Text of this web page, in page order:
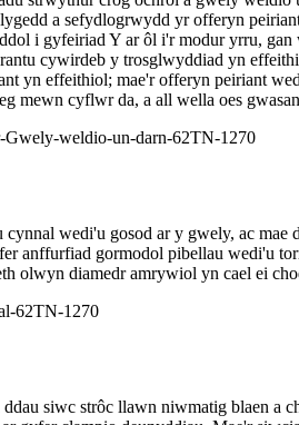
a sefydlogrwydd yr offeryn
i gyfeiriad Y ar ôl i'r modur yrru,
cywirdeb y trosglwyddiad yn
yn effeithiol; mae'r offeryn peiriant
mewn cyflwr da, a all wella oes
cynnal wedi'u gosod ar y gwely, ac
anffurfiad gormodol pibellau wedi'u
olwyn diamedr amrywiol yn cael ei
siwc strôc llawn niwmatig blaen a